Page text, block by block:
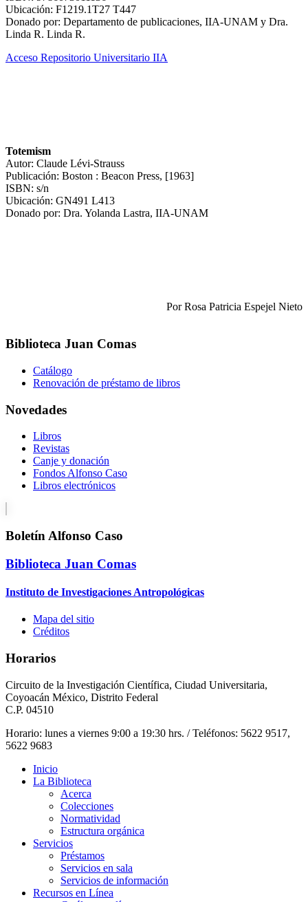
Ubicación: F1219.1T27 T447
Donado por: Departamento de publicaciones, IIA-UNAM y Dra.
Linda R. Linda R.
Acceso Repositorio Universitario IIA
Totemism
Autor: Claude Lévi-Strauss
Publicación: Boston : Beacon Press, [1963]
ISBN: s/n
Ubicación: GN491 L413
Donado por: Dra. Yolanda Lastra, IIA-UNAM
Por Rosa Patricia Espejel Nieto
Biblioteca Juan Comas
Catálogo
Renovación de préstamo de libros
Novedades
Libros
Revistas
Canje y donación
Fondos Alfonso Caso
Libros electrónicos
Boletín Alfonso Caso
Biblioteca Juan Comas
Instituto de Investigaciones Antropológicas
Mapa del sitio
Créditos
Horarios
Circuito de la Investigación Científica, Ciudad Universitaria,
Coyoacán México, Distrito Federal
C.P. 04510
Horario: lunes a viernes 9:00 a 19:30 hrs. / Teléfonos: 5622 9517,
5622 9683
Inicio
La Biblioteca
Acerca
Colecciones
Normatividad
Estructura orgánica
Servicios
Préstamos
Servicios en sala
Servicios de información
Recursos en Línea